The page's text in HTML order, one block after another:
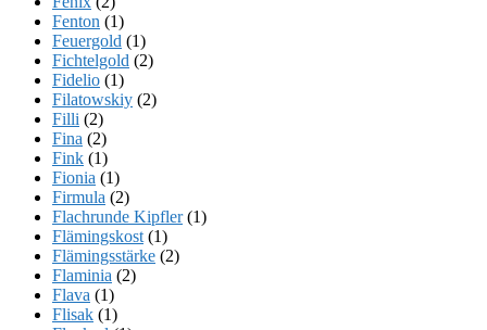
Fenton (1)
Feuergold (1)
Fichtelgold (2)
Fidelio (1)
Filatowskiy (2)
Filli (2)
Fina (2)
Fink (1)
Fionia (1)
Firmula (2)
Flachrunde Kipfler(1)
Flämingskost (1)
Flämingsstärke (2)
Flaminia (2)
Flava (1)
Flisak (1)